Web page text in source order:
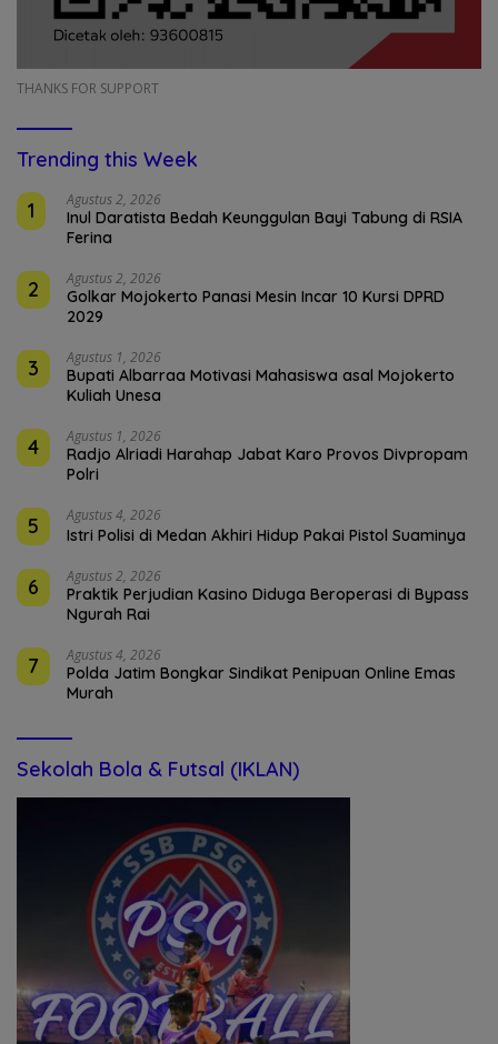
THANKS FOR SUPPORT
Trending this Week
1
Agustus 2, 2026
Inul Daratista Bedah Keunggulan Bayi Tabung di RSIA
Ferina
2 Agustus 2, 2026
Golkar Mojokerto Panasi Mesin Incar 10 Kursi DPRD
2029
3 Agustus 1, 2026
Bupati Albarraa Motivasi Mahasiswa asal Mojokerto
Kuliah Unesa
4 Agustus 1, 2026
Radjo Alriadi Harahap Jabat Karo Provos Divpropam
Polri
5 Agustus 4, 2026
Istri Polisi di Medan Akhiri Hidup Pakai Pistol Suaminya
6 Agustus 2, 2026
Praktik Perjudian Kasino Diduga Beroperasi di Bypass
Ngurah Rai
7 Agustus 4, 2026
Polda Jatim Bongkar Sindikat Penipuan Online Emas
Murah
Sekolah Bola & Futsal (IKLAN)